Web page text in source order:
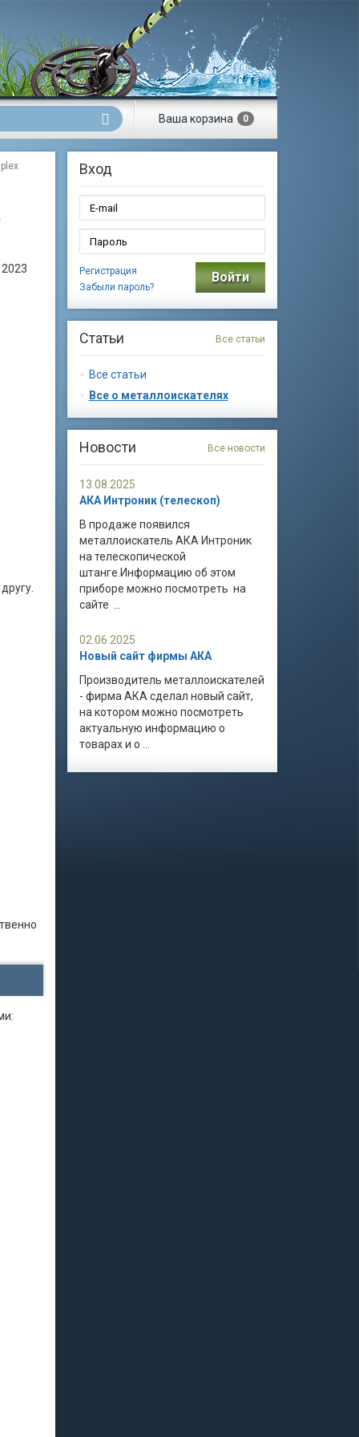
0
Ваша корзина
Вход
Войти
Регистрация
Забыли пароль?
Все статьи
Статьи
Все статьи
Все о металлоискателях
Все новости
Новости
13.08.2025
АКА Интроник (телескоп)
В продаже появился
металлоискатель АКА Интроник
на телескопической
штанге.Информацию об этом
приборе можно посмотреть на
сайте ...
02.06.2025
Новый сайт фирмы АКА
Производитель металлоискателей
- фирма АКА сделал новый сайт,
на котором можно посмотреть
актуальную информацию о
товарах и о ...